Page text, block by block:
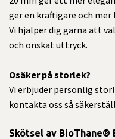
ger en kraftigare och
Vi hjälper dig gärna att
och önskat uttryck.
Osäker på storlek?
Vi erbjuder personlig
kontakta oss så
Skötsel av BioThane®